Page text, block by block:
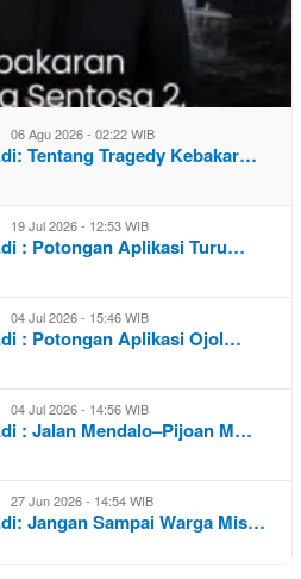
06 Agu 2026 - 02:22 WIB
Tentang Tragedy Kebakar…
19 Jul 2026 - 12:53 WIB
: Potongan Aplikasi Turu…
04 Jul 2026 - 15:46 WIB
: Potongan Aplikasi Ojol…
04 Jul 2026 - 14:56 WIB
: Jalan Mendalo–Pijoan M…
27 Jun 2026 - 14:54 WIB
Jangan Sampai Warga Mis…